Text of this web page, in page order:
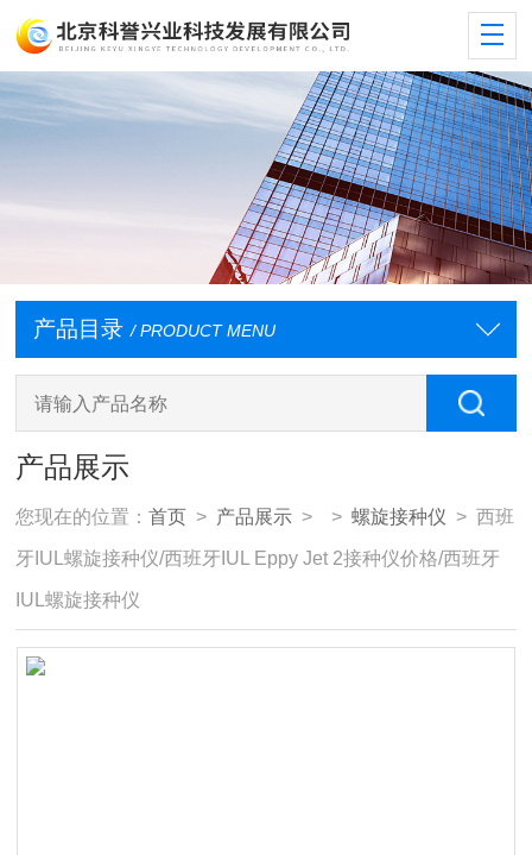
产品目录 / PRODUCT MENU
产品展示
您现在的位置：首页 > 产品展示 > >螺旋接种仪 > 西班
牙IUL螺旋接种仪/西班牙IUL Eppy Jet 2接种仪价格/西班牙
IUL螺旋接种仪